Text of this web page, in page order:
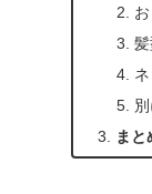
まと